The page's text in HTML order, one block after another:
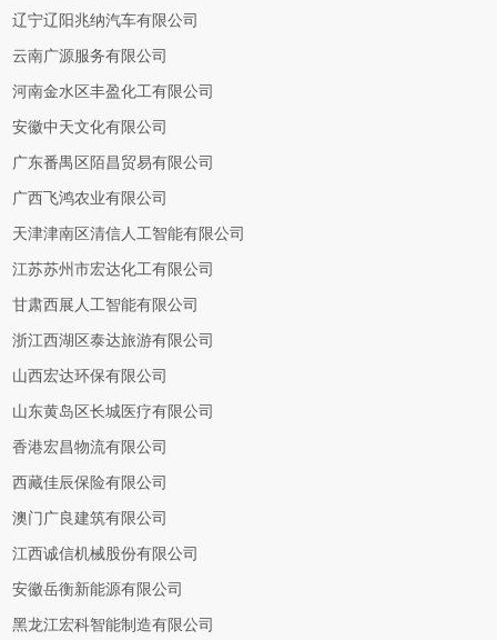
辽宁辽阳兆纳汽车有限公司
云南广源服务有限公司
河南金水区丰盈化工有限公司
安徽中天文化有限公司
广东番禺区陌昌贸易有限公司
广西飞鸿农业有限公司
天津津南区清信人工智能有限公司
江苏苏州市宏达化工有限公司
甘肃西展人工智能有限公司
浙江西湖区泰达旅游有限公司
山西宏达环保有限公司
山东黄岛区长城医疗有限公司
香港宏昌物流有限公司
西藏佳辰保险有限公司
澳门广良建筑有限公司
江西诚信机械股份有限公司
安徽岳衡新能源有限公司
黑龙江宏科智能制造有限公司